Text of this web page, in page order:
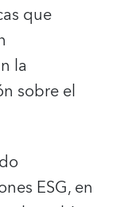
que
la
sobre el
ESG, en